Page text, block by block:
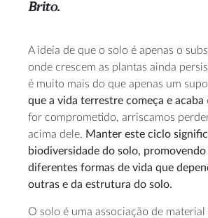
Brito.
A ideia de que o solo é apenas o
onde crescem as plantas ainda
é muito mais do que apenas um
que a vida terrestre começa e acaba
for comprometido, arriscamos
acima dele. Manter este ciclo
biodiversidade do solo,
diferentes formas de vida que
outras e da estrutura do solo.
O solo é uma associação de material